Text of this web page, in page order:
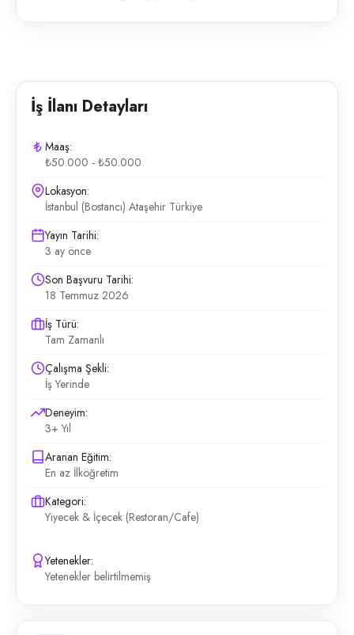
İş İlanı Detayları
Maaş:
₺50.000 - ₺50.000
Lokasyon:
İstanbul (Bostancı) Ataşehir Türkiye
Yayın Tarihi:
3 ay önce
Son Başvuru Tarihi:
18 Temmuz 2026
İş Türü:
Tam Zamanlı
Çalışma Şekli:
İş Yerinde
Deneyim:
3+ Yıl
Aranan Eğitim:
En az İlköğretim
Kategori:
Yiyecek & İçecek (Restoran/Cafe)
Yetenekler:
Yetenekler belirtilmemiş